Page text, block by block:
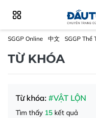
SGGP Online 中文 SGGP Thể
TỪ KHÓA
Từ khóa: #VẬT LỘN
Tìm thấy 15 kết quả